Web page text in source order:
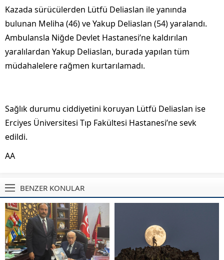
Kazada sürücülerden Lütfü Deliaslan ile yanında
bulunan Meliha (46) ve Yakup Deliaslan (54) yaralandı.
Ambulansla Niğde Devlet Hastanesi’ne kaldırılan
yaralılardan Yakup Deliaslan, burada yapılan tüm
müdahalelere rağmen kurtarılamadı.
Sağlık durumu ciddiyetini koruyan Lütfü Deliaslan ise
Erciyes Üniversitesi Tıp Fakültesi Hastanesi’ne sevk
edildi.
AA
BENZER KONULAR